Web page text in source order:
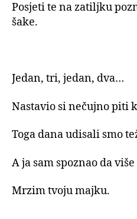
Posjeti te na zatiljku
šake.
Jedan, tri, jedan, dva…
Nastavio si nečujno piti
Toga dana udisali smo
A ja sam spoznao da
Mrzim tvoju majku.